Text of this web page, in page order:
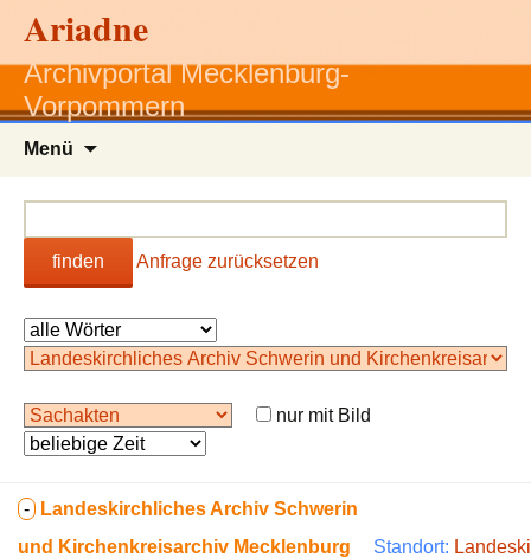
Ariadne
Archivportal Mecklenburg-
Vorpommern
Menü
finden Anfrage zurücksetzen
nur mit Bild
- Landeskirchliches Archiv Schwerin
und Kirchenkreisarchiv Mecklenburg
Standort: